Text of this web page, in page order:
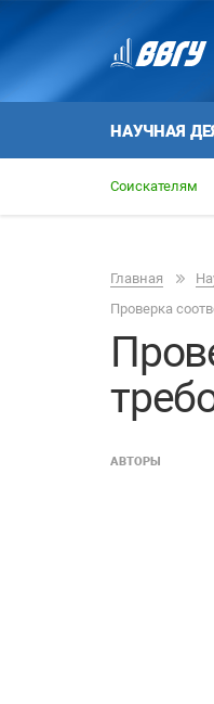
НАУЧНАЯ
Соискателям
Главная
Проверка
АВТОРЫ